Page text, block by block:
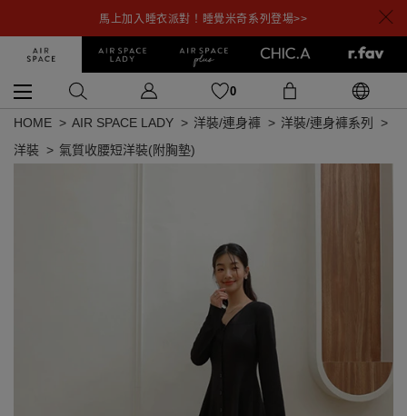
馬上加入睡衣派對！睡覺米奇系列登場>>
0
HOME AIR SPACE LADY 洋裝/連身褲
洋裝/連身褲系列
洋裝
氣質收腰短洋裝(附胸墊)